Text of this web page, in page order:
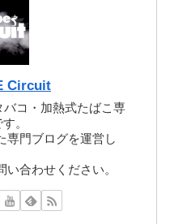
Circuit
バコ・加熱式たばこ専
。
専門ブログを運営し
合わせください。